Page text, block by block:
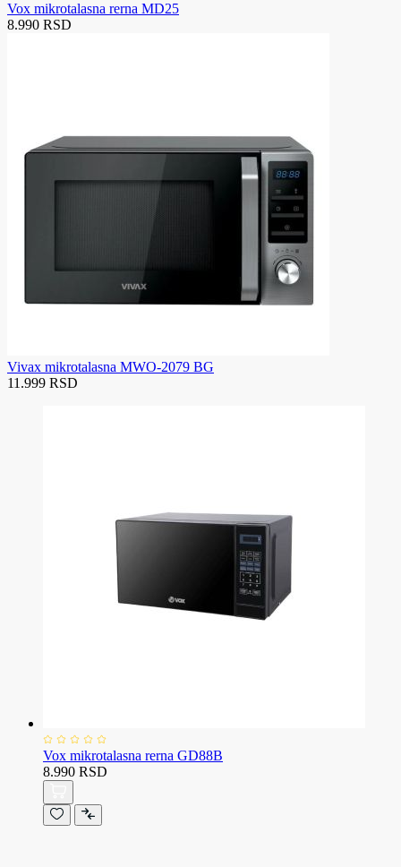
Vox mikrotalasna rerna MD25
8.990 RSD
Vivax mikrotalasna MWO-2079 BG
11.999 RSD
Vox mikrotalasna rerna GD88B
8.990 RSD